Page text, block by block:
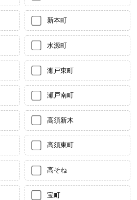
新本町
水源町
瀬戸東町
瀬戸南町
高須新木
高須東町
高そね
宝町